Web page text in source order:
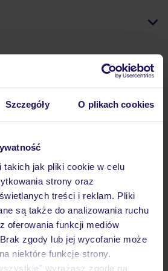
Szczegóły O plikach cookies
takich jak pliki cookie w celu
strony oraz
treści i reklam. Pliki
są także do analizowania ruchu
oferowania funkcji mediów
zgody lub jej wycofanie może
niektóre funkcje strony.
wyrażasz zgodę na
pytania
osobę zgłaszającą?
TUI?
otrzymam karty